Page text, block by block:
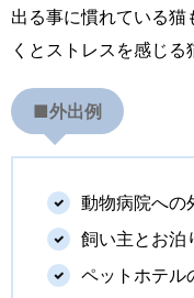
出る事に慣れている
くとストレスを感じる
■外出例
動物病院への
飼い主とお泊
ペットホテ